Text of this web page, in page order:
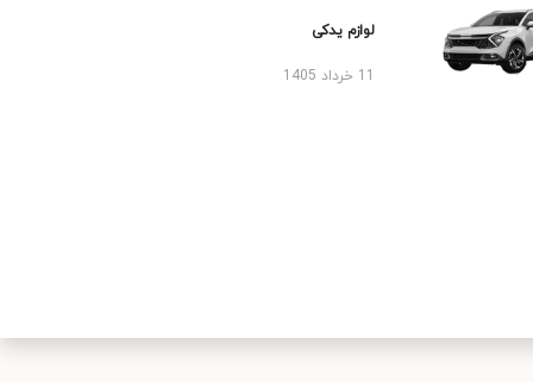
لوازم یدکی